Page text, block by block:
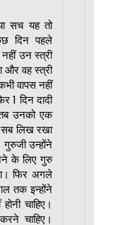
सच यह तो
दिन पहले
उन स्त्री
और वह स्त्री
वापस नहीं
दिन दादी
उनको एक
सब लिख रखा
उन्होंने
के लिए गुरु
फिर अगले
तक इन्होंने
चाहिए।
चाहिए।